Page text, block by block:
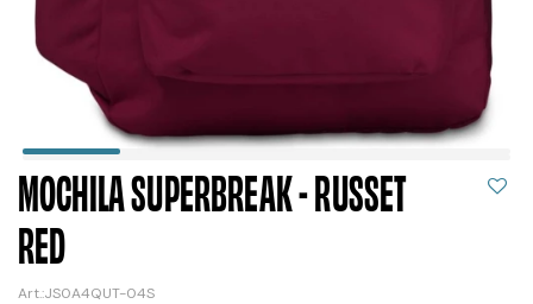
MOCHILA SUPERBREAK - RUSSET
RED
JS0A4QUT-04S